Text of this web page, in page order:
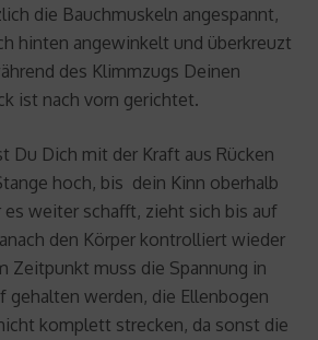
die Bauchmuskeln angespannt,
hinten angewinkelt und überkreuzt
des Klimmzugs Deinen
ist nach vorn gerichtet.
Du Dich mit der Kraft aus Rücken
hoch, bis dein Kinn oberhalb
es weiter schafft, zieht sich bis auf
den Körper kontrolliert wieder
Zeitpunkt muss die Spannung in
gehalten werden, die Ellenbogen
komplett strecken, da sonst die